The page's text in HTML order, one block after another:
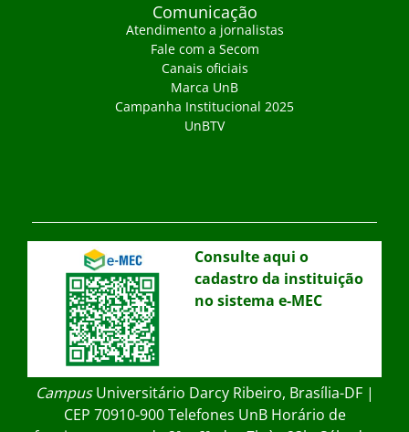
Comunicação
Atendimento a jornalistas
Fale com a Secom
Canais oficiais
Marca UnB
Campanha Institucional 2025
UnBTV
Consulte aqui o
cadastro da instituição
no sistema e-MEC
CampusUniversitário Darcy Ribeiro, Brasília-DF |
CEP 70910-900 Telefones UnB Horário de